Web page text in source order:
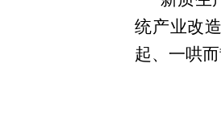
统产业改
起、一哄